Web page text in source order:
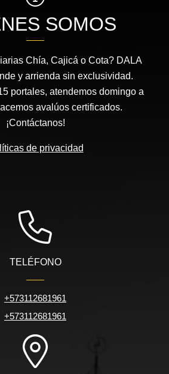
SOMOS
Chía, Cajicá o Cota? DALA
y arrienda sin exclusividad.
portales, atendemos domingo a
avalúos certificados.
¡Contáctanos!
de privacidad
TELÉFONO
+573112681961
+573112681961